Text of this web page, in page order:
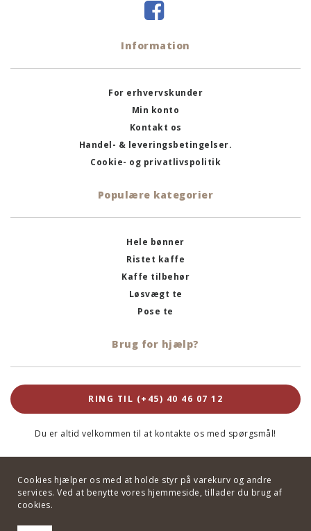
Information
For erhvervskunder
Min konto
Kontakt os
Handel- & leveringsbetingelser.
Cookie- og privatlivspolitik
Populære kategorier
Hele bønner
Ristet kaffe
Kaffe tilbehør
Løsvægt te
Pose te
Brug for hjælp?
RING TIL (+45) 40 46 07 12
Du er altid velkommen til at kontakte os med spørgsmål!
Cookies hjælper os med at holde styr på varekurv og andre
services. Ved at benytte vores hjemmeside, tillader du brug af
cookies.